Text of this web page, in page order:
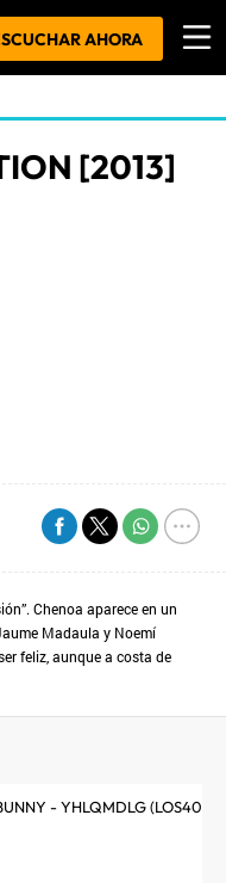
AHORA
[2013]
Chenoa aparece en un
Madaula y Noemí
feliz, aunque a costa de
- YHLQMDLG (LOS40